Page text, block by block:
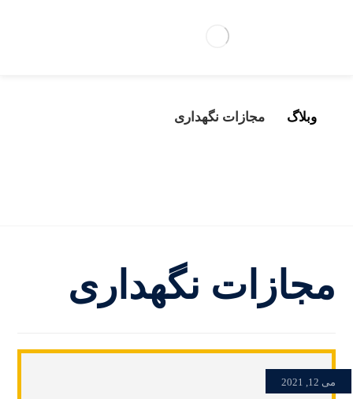
وبلاگ مجازات نگهداری
مجازات نگهداری
می 12, 2021